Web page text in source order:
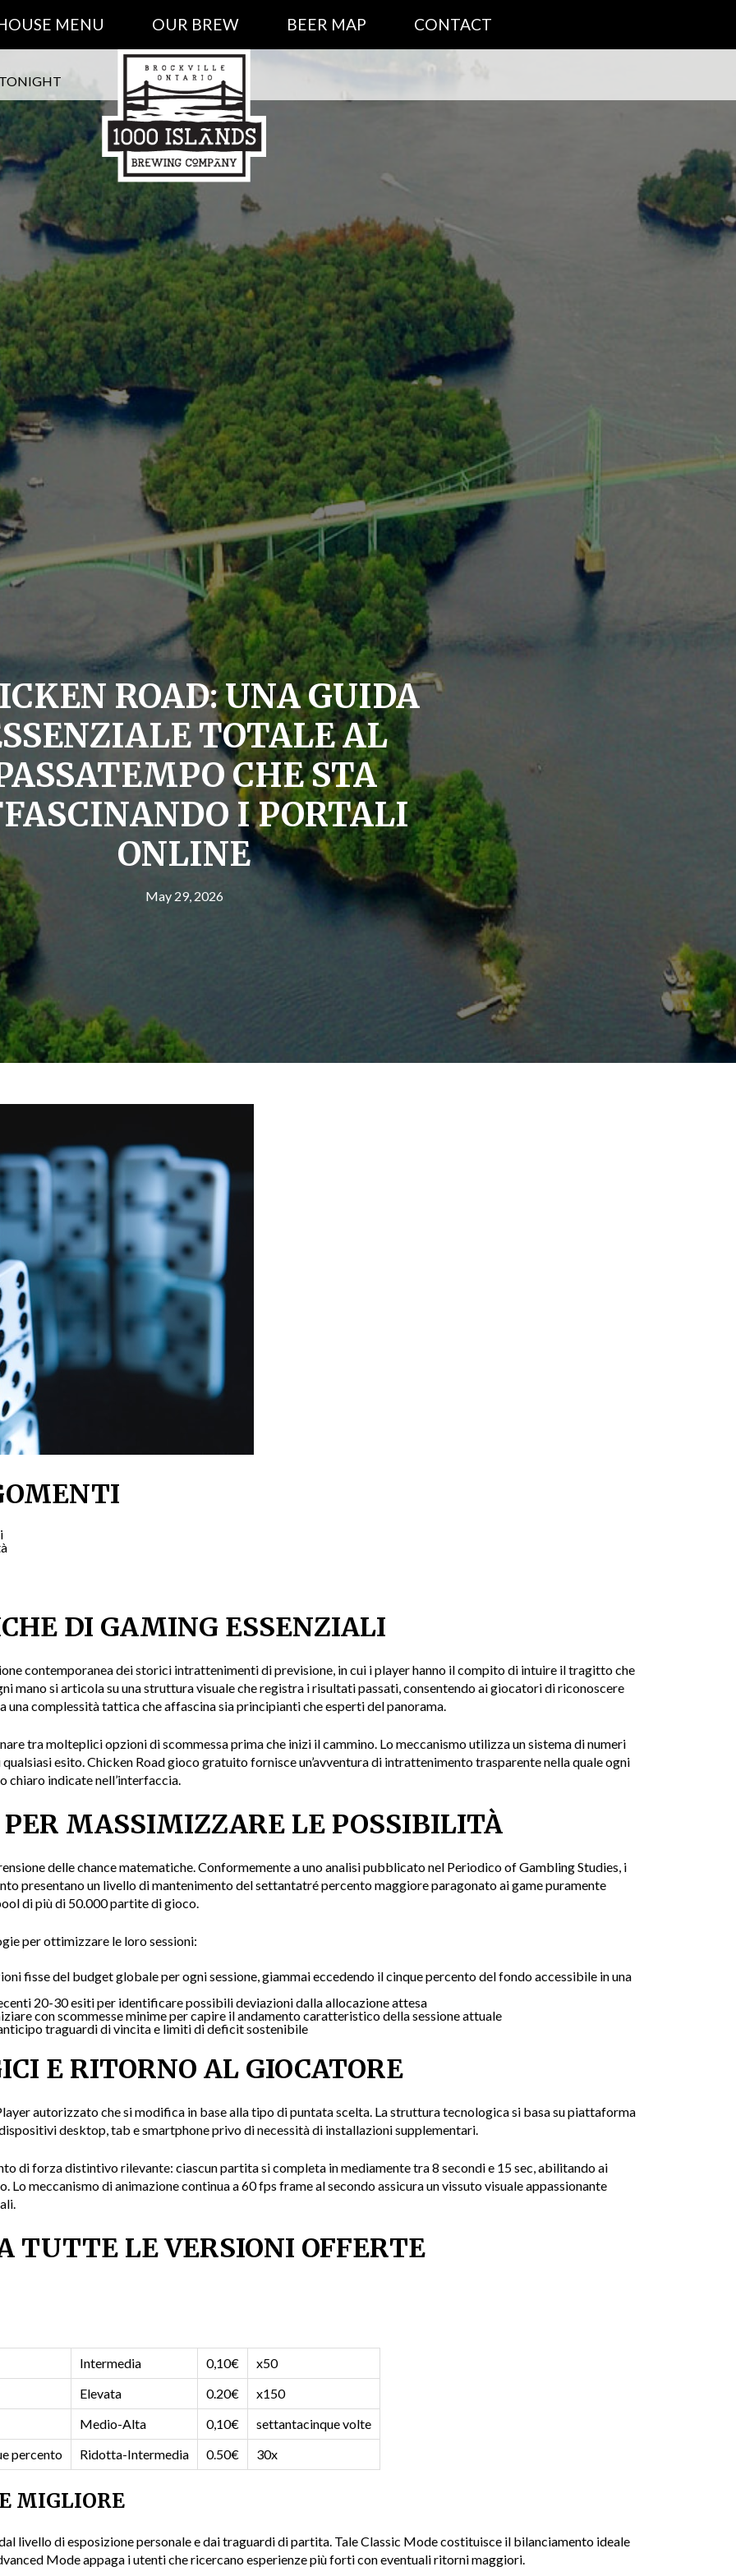
MENU OUR BREW BEER MAP CONTACT
ROAD: UNA GUIDA
TOTALE AL
CHE STA
I PORTALI
ONLINE
May 29, 2026
DI GAMING ESSENZIALI
contemporanea dei storici intrattenimenti di previsione, in cui i player hanno il compito di intuire il tragitto che
mano si articola su una struttura visuale che registra i risultati passati, consentendo ai giocatori di riconoscere
complessità tattica che affascina sia principianti che esperti del panorama.
tra molteplici opzioni di scommessa prima che inizi il cammino. Lo meccanismo utilizza un sistema di numeri
esito.Chicken Road gioco gratuitofornisce un’avventura di intrattenimento trasparente nella quale ogni
chiaro indicate nell’interfaccia.
MASSIMIZZARE LE POSSIBILITÀ
delle chance matematiche. Conformemente a uno analisi pubblicato nel Periodico of Gambling Studies, i
presentano un livello di mantenimento del settantatré percento maggiore paragonato ai game puramente
di più di 50.000 partite di gioco.
per ottimizzare le loro sessioni:
fisse del budget globale per ogni sessione, giammai eccedendo il cinque percento del fondo accessibile in una
20-30 esiti per identificare possibili deviazioni dalla allocazione attesa
con scommesse minime per capire il andamento caratteristico della sessione attuale
traguardi di vincita e limiti di deficit sostenibile
E RITORNO AL GIOCATORE
autorizzato che si modifica in base alla tipo di puntata scelta. La struttura tecnologica si basa su piattaforma
desktop, tab e smartphone privo di necessità di installazioni supplementari.
di forza distintivo rilevante: ciascun partita si completa in mediamente tra 8 secondi e 15 sec, abilitando ai
meccanismo di animazione continua a 60 fps frame al secondo assicura un vissuto visuale appassionante
TUTTE LE VERSIONI OFFERTE
Intermedia 0,10€
x50
Elevata
0.20€
x150
Medio-Alta
0,10€
settantacinque volte
percento
Ridotta-Intermedia 0.50€ 30x
MIGLIORE
livello di esposizione personale e dai traguardi di partita. Tale Classic Mode costituisce il bilanciamento ideale
Mode appaga i utenti che ricercano esperienze più forti con eventuali ritorni maggiori.